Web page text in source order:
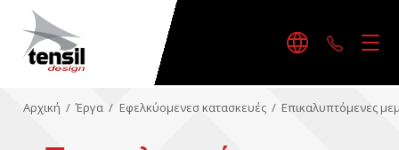
Αρχική / Έργα / Εφελκύομενεσ κατασκευές / Επικαλυπτόμενες